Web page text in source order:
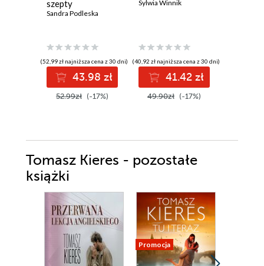
szepty
Sandra Podleska
(52,99 zł najniższa cena z 30 dni)
43.98 zł
52.99zł (-17%)
Sylwia Winnik
(40,92 zł najniższa cena z 30 dni)
41.42 zł
49.90zł (-17%)
Tomasz Kieres - pozostałe
książki
Promocja